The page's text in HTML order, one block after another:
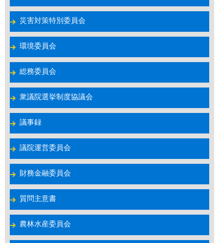
災害対策特別委員会
環境委員会
総務委員会
衆議院選挙制度協議会
議事録
議院運営委員会
財務金融委員会
質問主意書
農林水産委員会